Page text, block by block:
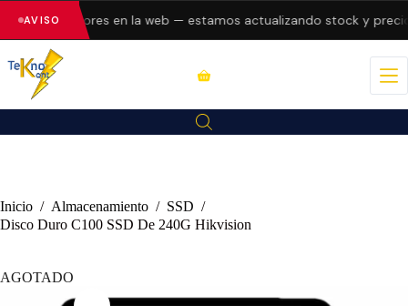
AVISOerrores en la web — estamos actualizando stock y
Inicio / Almacenamiento / SSD /
Disco Duro C100 SSD De 240G Hikvision
AGOTADO